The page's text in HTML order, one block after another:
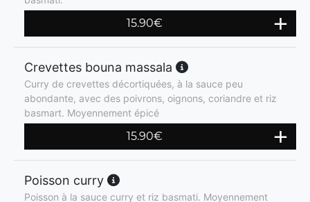
15.90€
Crevettes bouna massala
Curry de crevettes décortiquées, à la sauce peu
abondante, avec des poivrons, oignons, coriandre et riz
basmart. Moyennement épicé
15.90€
Poisson curry
Poisson à la sauce curry et riz basmati. Moyennement